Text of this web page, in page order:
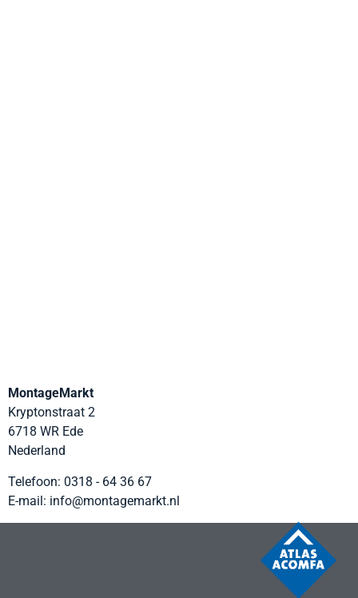
MontageMarkt
Kryptonstraat 2
6718 WR Ede
Nederland
Telefoon: 0318 - 64 36 67
E-mail: info@montagemarkt.nl